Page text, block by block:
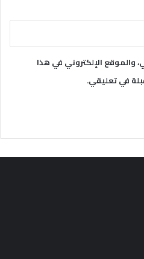
والموقع الإلكتروني في هذا
في تعليقي.